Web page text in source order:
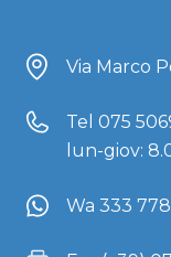
Via Marco
Tel 075
lun-giov:
Wa 333